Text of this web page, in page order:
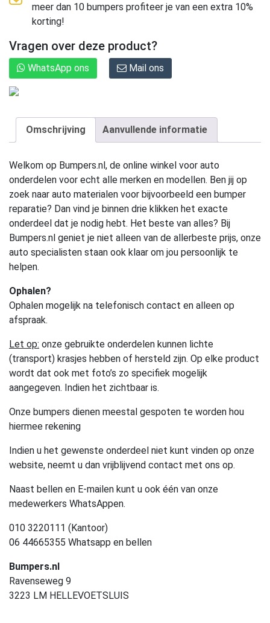
meer dan 10 bumpers profiteer je van een extra 10%
korting!
Vragen over deze product?
WhatsApp ons Mail ons
Omschrijving Aanvullende informatie
Welkom op Bumpers.nl, de online winkel voor auto
onderdelen voor echt alle merken en modellen. Ben jij op
zoek naar auto materialen voor bijvoorbeeld een bumper
reparatie? Dan vind je binnen drie klikken het exacte
onderdeel dat je nodig hebt. Het beste van alles? Bij
Bumpers.nl geniet je niet alleen van de allerbeste prijs, onze
auto specialisten staan ook klaar om jou persoonlijk te
helpen.
Ophalen?
Ophalen mogelijk na telefonisch contact en alleen op
afspraak.
Let op: onze gebruikte onderdelen kunnen lichte
(transport) krasjes hebben of hersteld zijn. Op elke product
wordt dat ook met foto’s zo specifiek mogelijk
aangegeven. Indien het zichtbaar is.
Onze bumpers dienen meestal gespoten te worden hou
hiermee rekening
Indien u het gewenste onderdeel niet kunt vinden op onze
website, neemt u dan vrijblijvend contact met ons op.
Naast bellen en E-mailen kunt u ook één van onze
medewerkers WhatsAppen.
010 3220111 (Kantoor)
06 44665355 Whatsapp en bellen
Bumpers.nl
Ravenseweg 9
3223 LM HELLEVOETSLUIS